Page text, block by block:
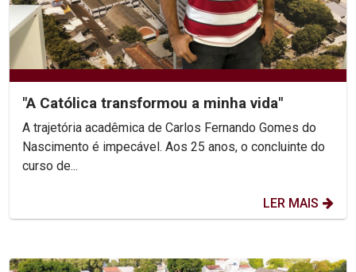
"A Católica transformou a minha vida"
A trajetória acadêmica de Carlos Fernando Gomes do
Nascimento é impecável. Aos 25 anos, o concluinte do
curso de...
LER MAIS